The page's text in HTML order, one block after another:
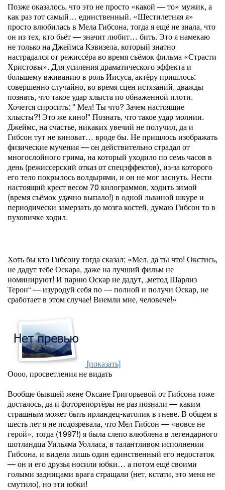
Позже оказалось, что это не просто «какой — то» мужик, а
как раз тот самый… единственный. «Шестилетняя я»
просто влюбилась в Мела Гибсона, тогда я ещё не знала, что
он из тех, кто бьёт — значит любит… бить. Это я намекаю
не только на Джеймса Кэвизела, который знатно
настрадался от режиссёра во время съёмок фильма «Страсти
Христовы». Для усиления драматического эффекта и
большему вживанию в роль Иисуса, актёру пришлось:
совершенно случайно, во время сцен истязаний, дважды
познать, что такое удар хлыста по обнаженной плоти.
Хочется спросить: " Мел! Ты что? Зачем настоящие
хлысты?! Это же кино!" Познать, что такое удар молнии.
Джеймс, на счастье, никаких увечий не получил, да и
Гибсон тут не виноват… вроде бы. Не пришлось изображать
физические мучения — он действительно страдал от
многослойного грима, на который уходило по семь часов в
день (режиссерский отказ от спецэффектов), из-за которого
его тело покрылось волдырями, и он не мог заснуть. Нести
настоящий крест весом 70 килограммов, ходить зимой
(время съёмок удачно выпало!) в одной львиной шкуре и
периодически замерзать до мозга костей, думаю Гибсон то в
пуховичке ходил.
Хоть бы кто Гибсону тогда сказал: «Мел, да ты что! Окстись,
не дадут тебе Оскара, даже на лучший фильм не
номинируют! И парню Оскар не дадут, „метод Шарлиз
Терон“ — изуродуй себя по — полной и получи Оскар, не
сработает в этом случае! Внемли мне, человече!»
[показать]
Оооо, просветления не видать
Вообще бывшей жене Оксане Григорьевой от Гибсона тоже
досталось, да и фоторепортёры не раз познали — каким
страшным может быть ирландец-католик в гневе. В общем в
шесть лет я не подозревала, что Мел Гибсон — «вовсе не
герой», тогда (1997!) я была слепо влюблена в легендарного
шотландца Уильяма Уолласа, в талантливом исполнении
Гибсона, и видела лишь один единственный его недостаток
— он и его друзья носили юбки… а потом ещё своими
голыми задницами врага стращали (нет, кстати, это меня не
смутило), но эти юбки!